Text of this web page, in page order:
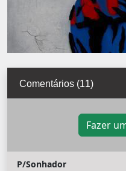
Comentários (11)
Fazer
P/Sonhador